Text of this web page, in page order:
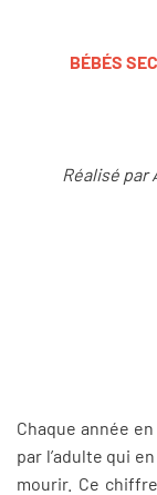
BÉBÉS
Réalisé par
Chaque année
par l’adulte qui
mourir. Ce